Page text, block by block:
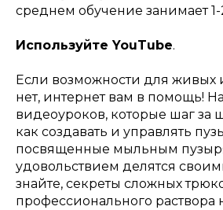
среднем обучение занимает
Используйте YouTube.
Если возможности для живых
нет, интернет вам в помощь!
видеоуроков, которые шаг за
как создавать и управлять
посвященные мыльным
удовольствием делятся
знайте, секреты сложных
профессионального раствора